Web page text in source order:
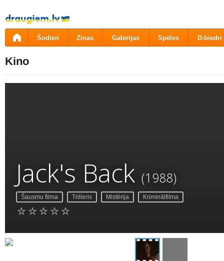
Pāriet
uz
saturu
Šodien Ziņas Galerijas Spēles D-biedri
Kino
Jack's Back (1988)
Šausmu filma Trilleris Mistērija Kriminālfilma